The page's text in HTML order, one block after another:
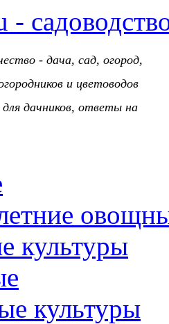
- дача, сад, огород,
и цветоводов
дачников, ответы на
культуры
культуры